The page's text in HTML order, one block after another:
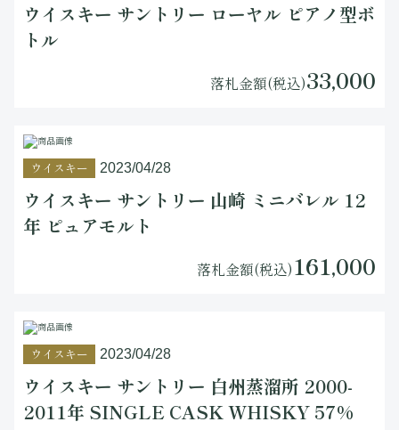
ウイスキー サントリー ローヤル ピアノ型ボ
トル
落札金額(税込)33,000
ウイスキー 2023/04/28
ウイスキー サントリー 山崎 ミニバレル 12
年 ピュアモルト
落札金額(税込)161,000
ウイスキー 2023/04/28
ウイスキー サントリー 白州蒸溜所 2000-
2011年 SINGLE CASK WHISKY 57%